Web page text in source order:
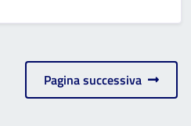
Pagina successiva